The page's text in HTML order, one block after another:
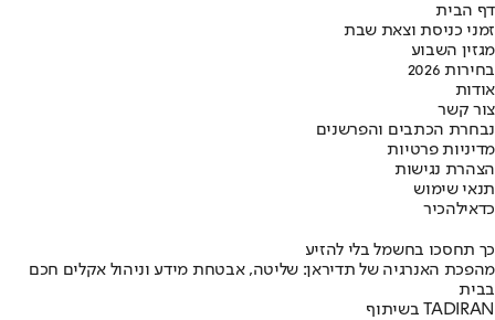
דף הבית
זמני כניסת וצאת שבת
מגזין השבוע
בחירות 2026
אודות
צור קשר
נבחרת הכתבים והפרשנים
מדיניות פרטיות
הצהרת נגישות
תנאי שימוש
כדאילהכיר
כך תחסכו בחשמל בלי להזיע
מהפכת האנרגיה של תדיראן: שליטה, אבטחת מידע וניהול אקלים חכם
בבית
בשיתוף TADIRAN